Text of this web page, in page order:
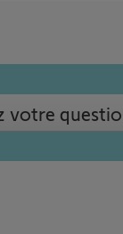
votre